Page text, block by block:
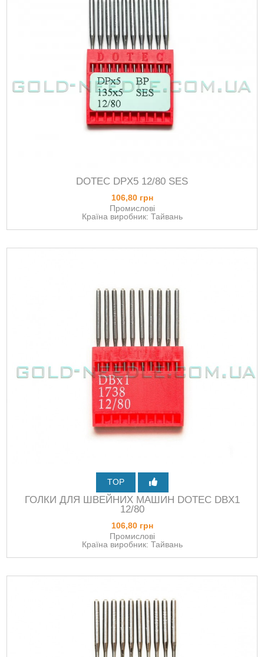
DOTEC DPХ5 12/80 SES
106,80 грн
Промислові
Країна виробник: Тайвань
TOP
ГОЛКИ ДЛЯ ШВЕЙНИХ МАШИН DOTEC DBХ1
12/80
106,80 грн
Промислові
Країна виробник: Тайвань